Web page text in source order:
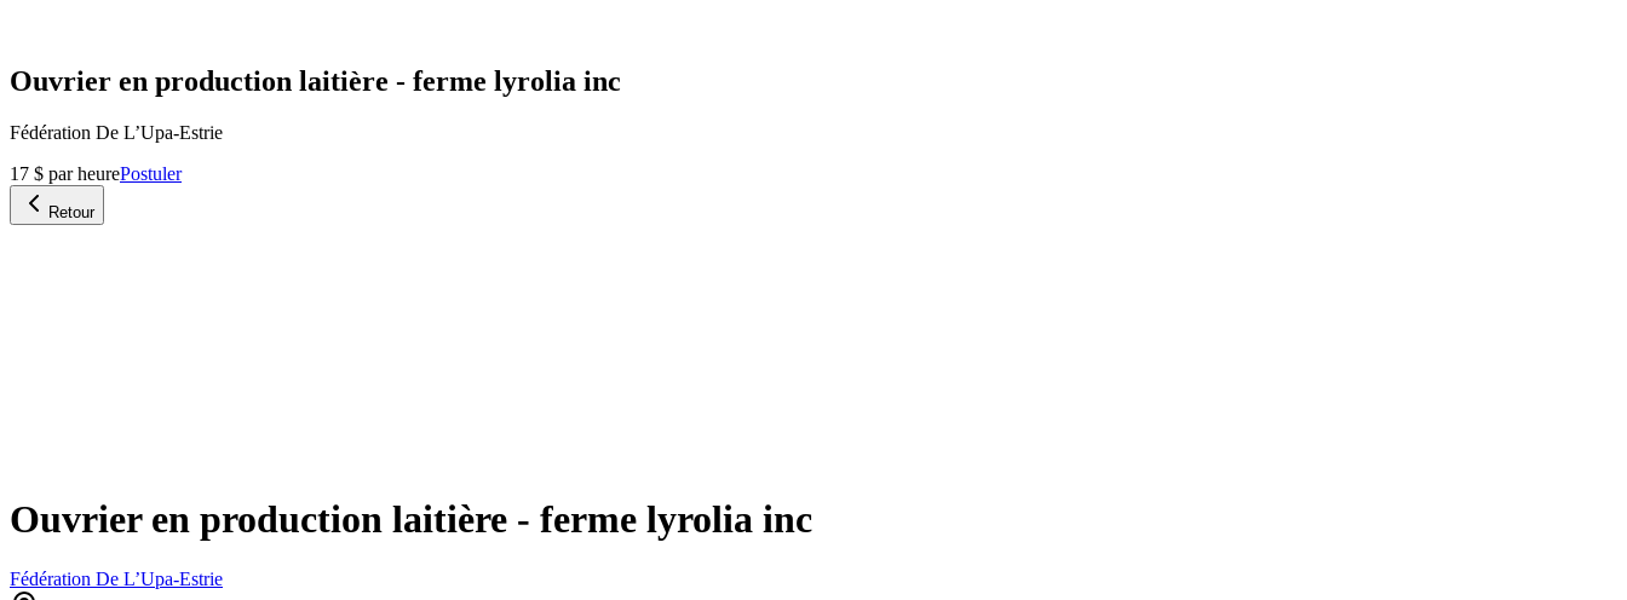
Ouvrier en production laitière - ferme lyrolia inc
Fédération De L’Upa-Estrie
17 $ par heurePostuler
Retour
Ouvrier en production laitière - ferme lyrolia inc
Fédération De L’Upa-Estrie